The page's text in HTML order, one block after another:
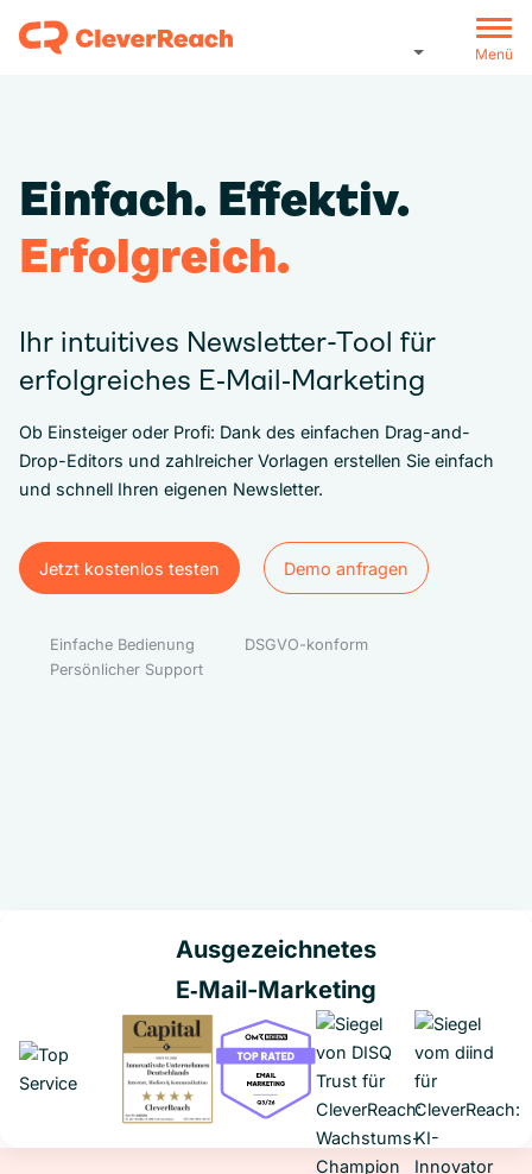
Menü
Einfach. Effektiv.
Erfolgreich.
Ihr intuitives Newsletter-Tool für
erfolgreiches E‑Mail‑Marketing
Ob Einsteiger oder Profi: Dank des einfachen Drag-and-
Drop-Editors und zahlreicher Vorlagen erstellen Sie einfach
und schnell Ihren eigenen Newsletter.
Jetzt kostenlos testen
Jetzt kostenlos testen
Demo anfragen
Demo anfragen
Einfache Bedienung
DSGVO-konform
Persönlicher Support
Ausgezeichnetes
E‑Mail-Marketing